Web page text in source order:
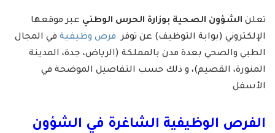
تعلن الشؤون الصحية بوزارة الحرس الوطني عبر موقعها
الإلكتروني (بوابة التوظيف) عن توفر فرص وظيفية في المجال
الطبي والصحي بعدة مدن بالمملكة (الرياض، جدة، المدينة
المنورة، القصيم)، و ذلك حسب التفاصيل الموضحة في
الأسفل
الفرص الوظيفية الشاغرة في الشؤون